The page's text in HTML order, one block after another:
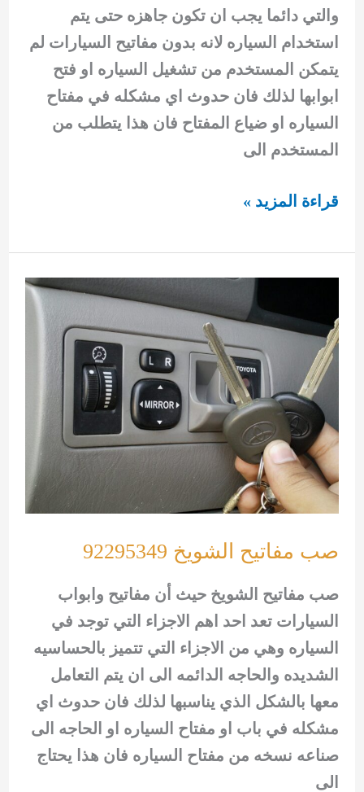
والتي دائما يجب ان تكون جاهزه حتى يتم
استخدام السياره لانه بدون مفاتيح السيارات لم
يتمكن المستخدم من تشغيل السياره او فتح
ابوابها لذلك فان حدوث اي مشكله في مفتاح
السياره او ضياع المفتاح فان هذا يتطلب من
المستخدم الى
مفاتيح
ام
92295349
قراءة المزيد »
صب مفاتيح الشويخ 92295349
صب مفاتيح الشويخ حيث أن مفاتيح وابواب
السيارات تعد احد اهم الاجزاء التي توجد في
السياره وهي من الاجزاء التي تتميز بالحساسيه
الشديده والحاجه الدائمه الى ان يتم التعامل
معها بالشكل الذي يناسبها لذلك فان حدوث اي
مشكله في باب او مفتاح السياره او الحاجه الى
صناعه نسخه من مفتاح السياره فان هذا يحتاج
الى